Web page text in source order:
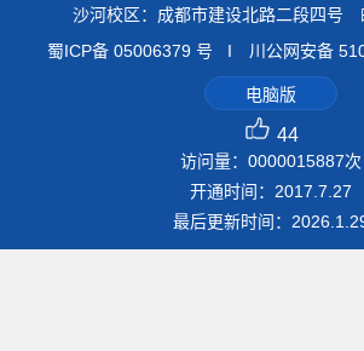
沙河校区：成都市建设北路二段四号
蜀ICP备 05006379 号 I 川公网安备
电脑版
44
访问量： 0000015887次
开通时间： 2017 7 27
最后更新时间： 2026 1